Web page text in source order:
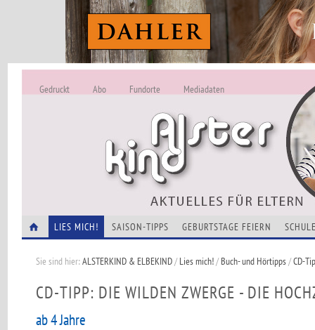
ALSTERKIND -
Alles Neu
Gedruckt Abo Fundorte Mediadaten
LIES MICH! SAISON-TIPPS GEBURTSTAGE FEIERN
Sie sind hier:ALSTERKIND & ELBEKIND/Lies mich!/Buch- und Hörtipps/CD-
CD-TIPP: DIE WILDEN ZWERGE - DIE
ab 4 Jahre